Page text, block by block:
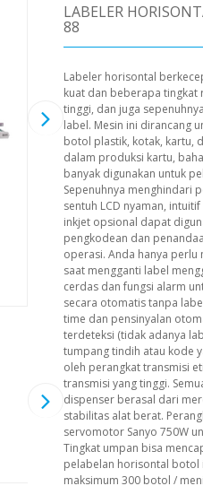
LABELER
88
Labeler horisontal
kuat dan beberapa
tinggi, dan juga
label. Mesin ini dirancang
botol plastik, kotak, kartu,
dalam produksi kartu,
banyak digunakan untuk
Sepenuhnya menghindari
sentuh LCD nyaman,
inkjet opsional dapat
pengkodean dan
operasi. Anda hanya
saat mengganti label
cerdas dan fungsi alarm
secara otomatis tanpa
time dan pensinyalan
terdeteksi (tidak adanya
tumpang tindih atau kode
oleh perangkat transmisi
transmisi yang tinggi.
dispenser berasal dari
stabilitas alat berat.
servomotor Sanyo 750W
Tingkat umpan bisa
pelabelan horisontal botol
maksimum 300 botol /